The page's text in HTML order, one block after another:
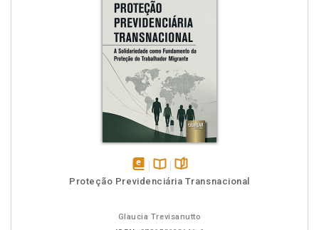
disponívelDisponível
páginas
Proteção Previdenciária Transnacional
Glaucia Trevisanutto